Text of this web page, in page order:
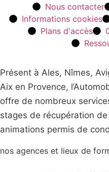
Nous contacter
Informations cookies
Plans d'accès
Présent à Ales, Nîmes,
Aix en Provence,
offre de nombreux
stages de récupération
animations permis de
nos agences et lieux de